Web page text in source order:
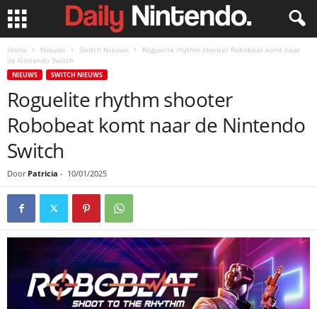
Home Nieuws Switch Nieuws
Roguelite rhythm shooter Robobeat komt naar
de Nintendo Switch
NIEUWS SWITCH NIEUWS
Roguelite rhythm shooter
Robobeat komt naar de Nintendo
Switch
Door Patricia - 10/01/2025